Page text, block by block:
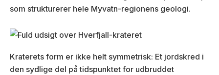
som strukturerer hele Myvatn-regionens geologi.
Kraterets form er ikke helt symmetrisk: Et jordskred i
den sydlige del på tidspunktet for udbruddet